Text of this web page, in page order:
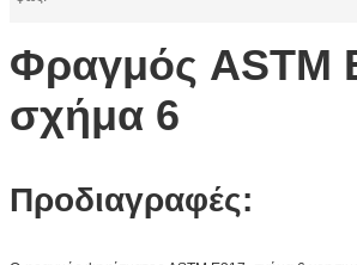
Φραγμός ASTM
σχήμα 6
Προδιαγραφές: